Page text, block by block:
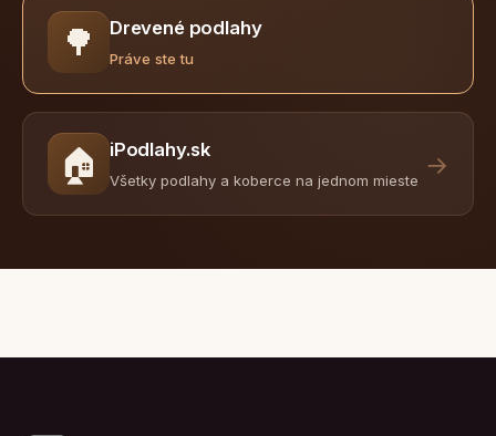
🌳 Drevené podlahy
Práve ste tu
🏠 iPodlahy.sk
Všetky podlahy a koberce na jednom mieste
→